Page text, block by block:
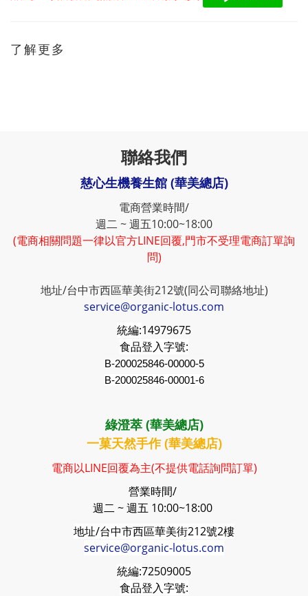
了解更多
聯絡我們
慈心生機養生館 (華美總店)
電商營業時間/
週二 ~ 週五10:00~18:00
(電商相關問題一律以官方LINE回覆,門市不受理電商訂單詢
問)
地址/台中市西區華美街212號(同公司聯絡地址)
service@organic-lotus.com
統編:14979675
食品登入字號:
B-200025846-00000-5
B-200025846-00001-6
綠澄萃 (華美總店)
一菓天然手作 (華美總店)
電商以LINE回覆為主(不提供電話詢問訂單)
營業時間/
週二 ~ 週五 10:00~18:00
地址/台中市西區華美街212號2樓
service@organic-lotus.com
統編:72509005
食品登入字號: